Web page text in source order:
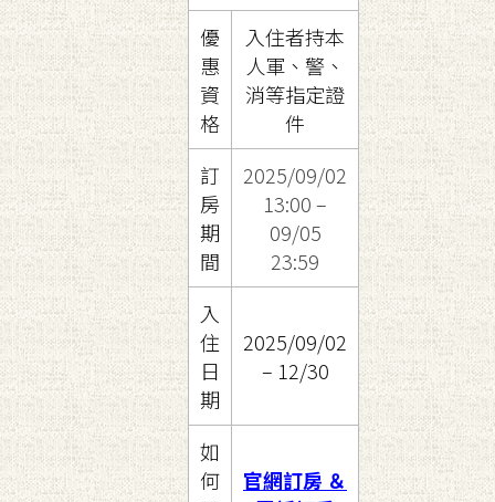
優
惠
資
格
入住者持本
人軍、警、
消等指定證
件
訂
房
期
間
2025/09/02
13:00 –
09/05
23:59
入
住
日
期
2025/09/02
– 12/30
如
何
官網訂房 ＆